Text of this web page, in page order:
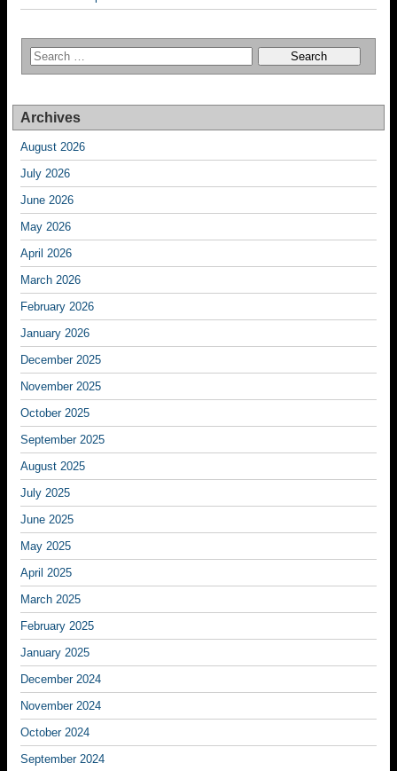
Archives
August 2026
July 2026
June 2026
May 2026
April 2026
March 2026
February 2026
January 2026
December 2025
November 2025
October 2025
September 2025
August 2025
July 2025
June 2025
May 2025
April 2025
March 2025
February 2025
January 2025
December 2024
November 2024
October 2024
September 2024